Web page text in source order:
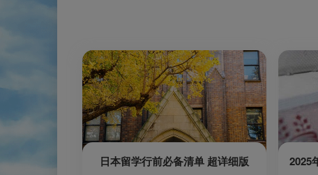
澳大利亚
中国香港
日本留学行前必备清单 超详细版